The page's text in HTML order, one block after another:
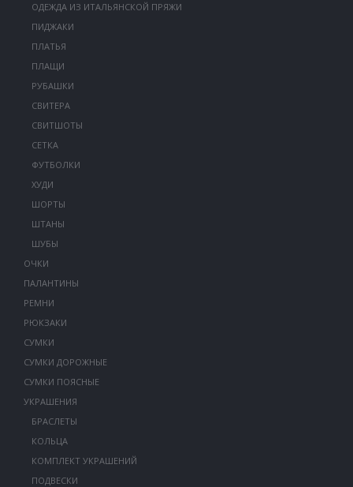
ОДЕЖДА ИЗ ИТАЛЬЯНСКОЙ ПРЯЖИ
ПИДЖАКИ
ПЛАТЬЯ
ПЛАЩИ
РУБАШКИ
СВИТЕРА
СВИТШОТЫ
СЕТКА
ФУТБОЛКИ
ХУДИ
ШОРТЫ
ШТАНЫ
ШУБЫ
ОЧКИ
ПАЛАНТИНЫ
РЕМНИ
РЮКЗАКИ
СУМКИ
СУМКИ ДОРОЖНЫЕ
СУМКИ ПОЯСНЫЕ
УКРАШЕНИЯ
БРАСЛЕТЫ
КОЛЬЦА
КОМПЛЕКТ УКРАШЕНИЙ
ПОДВЕСКИ